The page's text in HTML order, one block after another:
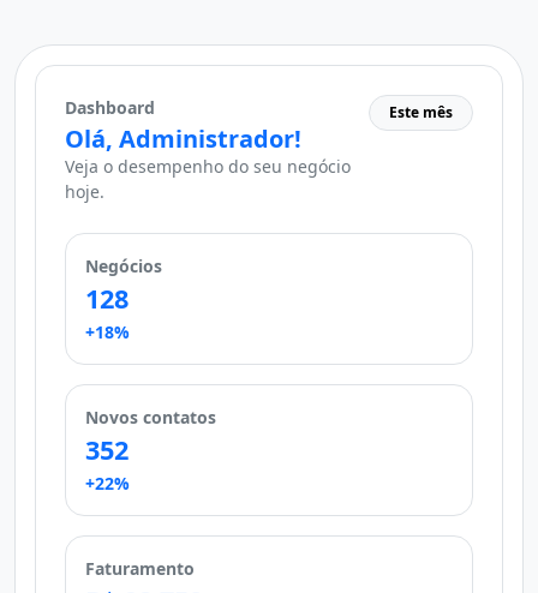
Dashboard
Olá, Administrador!
Veja o desempenho do seu negócio
hoje.
Este mês
Negócios
128
+18%
Novos contatos
352
+22%
Faturamento